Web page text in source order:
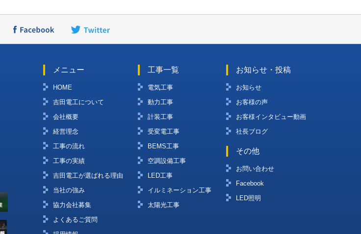
メニュー
HOME
吉田電工について
会社概要
経営理念
工事の流れ
工事の実績
吉田電工が選ばれる理由
当社の強み
協力会社募集
よくあるご質問
工事一覧
電気工事
動力工事
計装工事
受変電工事
BEMS工事
空調設備工事
LED工事
イルミネーション工事
太陽光工事
お知らせ・投稿
お知らせ
お客様の声
お客様インタビュー動画
社長ブログ
その他
お問い合わせ
Facebook
LED照明